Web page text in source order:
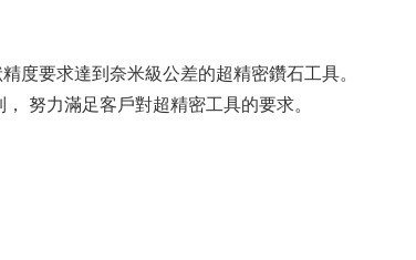
度要求達到奈米級公差的超精密鑽石工具。
努力滿足客戶對超精密工具的要求。